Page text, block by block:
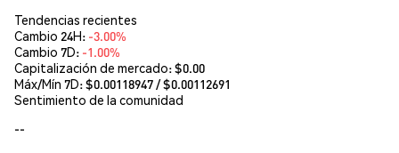
Tendencias recientes
Cambio 24H: -3.00%
Cambio 7D: -1.00%
Capitalización de mercado:$0.00
Máx/Mín 7D: $0.00118947/ $0.00112691
Sentimiento de la comunidad
--